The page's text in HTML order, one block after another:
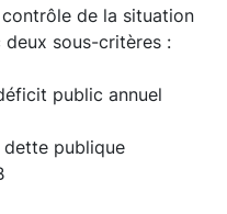
de la situation
deux sous-critères :
public annuel
dette publique